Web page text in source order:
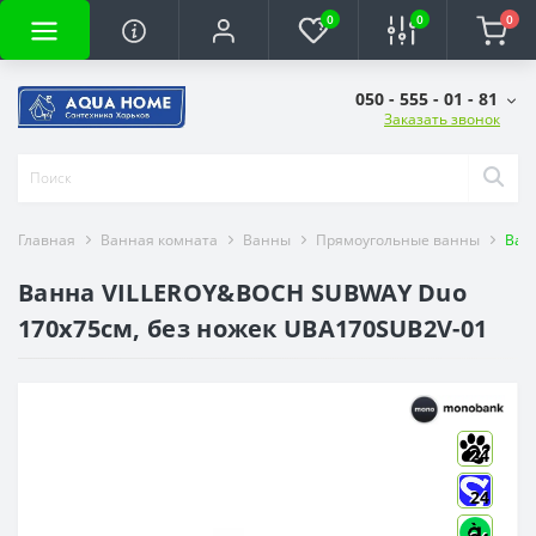
0 0 0
050 - 555 - 01 - 81
Заказать звонок
Главная Ванная комната Ванны Прямоугольные ванны
Ванна VILLEROY&BOCH SUBWAY Duo
170x75см, без ножек UBA170SUB2V-01
24
24